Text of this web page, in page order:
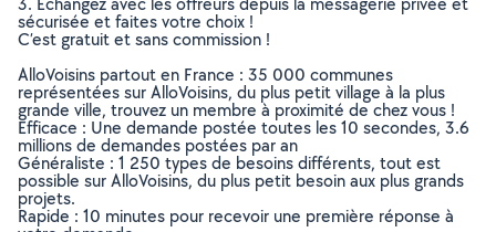
sécurisée et faites votre choix !
C’est gratuit et sans commission !
AlloVoisins partout en France : 35 000 communes
représentées sur AlloVoisins, du plus petit village à la plus
grande ville, trouvez un membre à proximité de chez vous !
Efficace : Une demande postée toutes les 10 secondes, 3.6
millions de demandes postées par an
Généraliste : 1 250 types de besoins différents, tout est
possible sur AlloVoisins, du plus petit besoin aux plus grands
projets.
Rapide : 10 minutes pour recevoir une première réponse à